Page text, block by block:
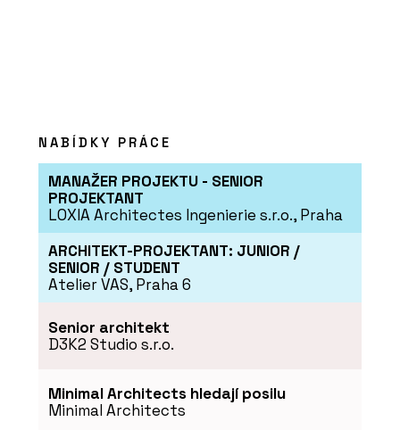
O FIRMĚ
Forbo Flooring Systems
NABÍDKY PRÁCE
MANAŽER PROJEKTU - SENIOR
PROJEKTANT
LOXIA Architectes Ingenierie s.r.o., Praha
ARCHITEKT-PROJEKTANT: JUNIOR /
SENIOR / STUDENT
Atelier VAS, Praha 6
Senior architekt
D3K2 Studio s.r.o.
Minimal Architects hledají posilu
Minimal Architects